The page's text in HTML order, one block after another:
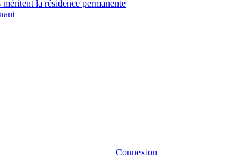
la résidence permanente
Connexion